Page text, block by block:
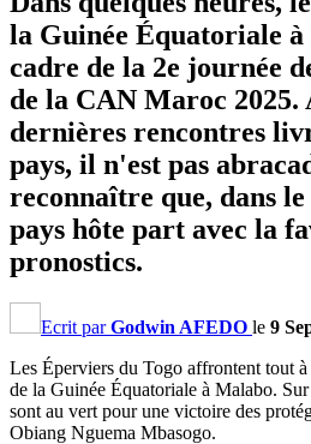
la Guinée Équatoriale à
cadre de la 2e journée
de la CAN Maroc 2025.
dernières rencontres
pays, il n'est pas
reconnaître que, dans
pays hôte part avec la
pronostics.
Ecrit parGodwin AFEDO le 9
Les Éperviers du Togo affrontent tout
de la Guinée Équatoriale à Malabo.
sont au vert pour une victoire des
Obiang Nguema Mbasogo.